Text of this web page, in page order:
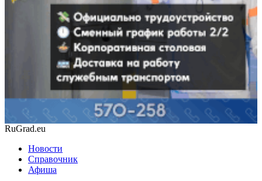
RuGrad.eu
Новости
Справочник
Афиша